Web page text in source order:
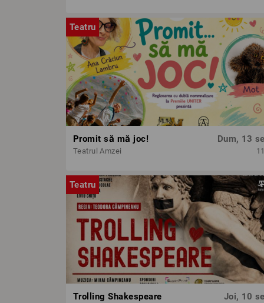
Teatru
Promit să mă joc!
Teatrul Amzei
Dum, 13
Teatru
Trolling Shakespeare Joi, 10